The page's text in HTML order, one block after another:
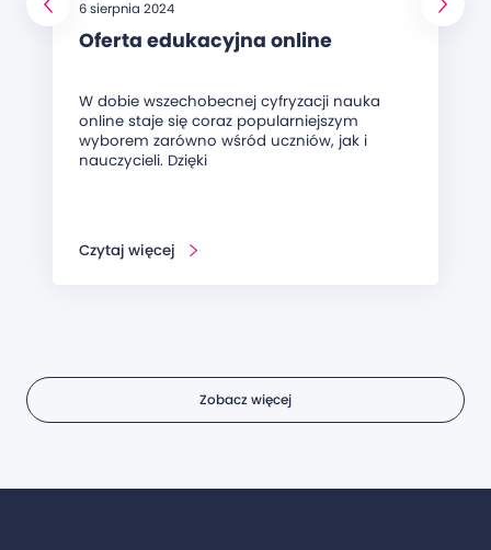
6 sierpnia 2024
Oferta edukacyjna online
W dobie wszechobecnej cyfryzacji nauka
online staje się coraz popularniejszym
wyborem zarówno wśród uczniów, jak i
nauczycieli. Dzięki
Czytaj więcej
Zobacz więcej